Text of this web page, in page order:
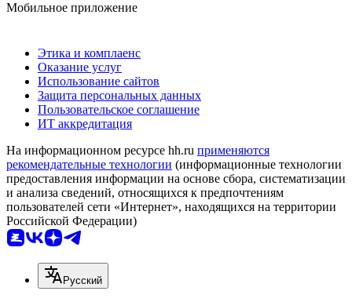
Мобильное приложение
Этика и комплаенс
Оказание услуг
Использование сайтов
Защита персональных данных
Пользовательское соглашение
ИТ аккредитация
На информационном ресурсе hh.ru применяются
рекомендательные технологии (информационные технологии
предоставления информации на основе сбора, систематизации
и анализа сведений, относящихся к предпочтениям
пользователей сети «Интернет», находящихся на территории
Российской Федерации)
Русский